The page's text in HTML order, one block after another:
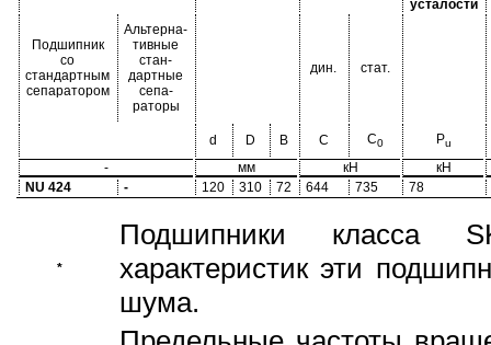
усталости
Подшипник
со
стандартным
сепаратором
Альтерна-
тивные
стан-
дартные
сепа-
раторы
дин. стат.
d D B C C0 Pu
- мм кН
кН
NU 424
- 120 310 72 644 735 78
*
Подшипники класса
характеристик эти
шума.